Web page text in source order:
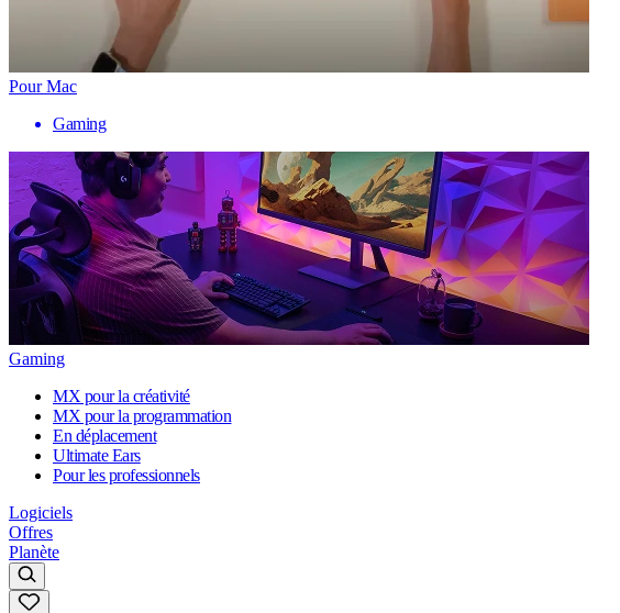
Pour Mac
Gaming
Gaming
MX pour la créativité
MX pour la programmation
En déplacement
Ultimate Ears
Pour les professionnels
Logiciels
Offres
Planète